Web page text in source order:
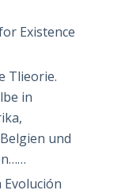
Existence
Tlieorie.
in
und
Evolución